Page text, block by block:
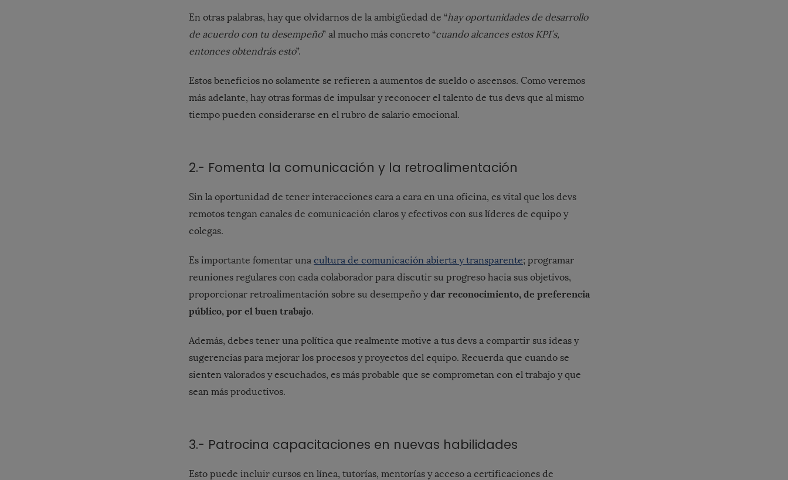
En otras palabras, hay que olvidarnos de la ambigüedad de “hay oportunidades de desarrollo
de acuerdo con tu desempeño” al mucho más concreto “cuando alcances estos KPI´s,
entonces obtendrás esto”.
Estos beneficios no solamente se refieren a aumentos de sueldo o ascensos. Como veremos
más adelante, hay otras formas de impulsar y reconocer el talento de tus devs que al mismo
tiempo pueden considerarse en el rubro de salario emocional.
2.- Fomenta la comunicación y la retroalimentación
Sin la oportunidad de tener interacciones cara a cara en una oficina, es vital que los devs
remotos tengan canales de comunicación claros y efectivos con sus líderes de equipo y
colegas.
Es importante fomentar una cultura de comunicación abierta y transparente; programar
reuniones regulares con cada colaborador para discutir su progreso hacia sus objetivos,
proporcionar retroalimentación sobre su desempeño ydar reconocimiento, de preferencia
público, por el buen trabajo.
Además, debes tener una política que realmente motive a tus devs a compartir sus ideas y
sugerencias para mejorar los procesos y proyectos del equipo. Recuerda que cuando se
sienten valorados y escuchados, es más probable que se comprometan con el trabajo y que
sean más productivos.
3.- Patrocina capacitaciones en nuevas habilidades
Esto puede incluir cursos en línea, tutorías, mentorías y acceso a certificaciones de